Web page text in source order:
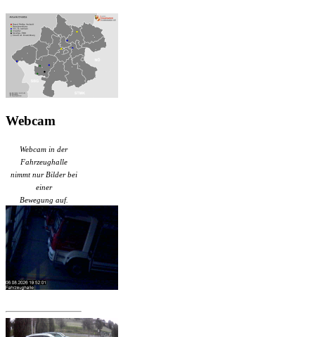
Webcam
Webcam in der
Fahrzeughalle
nimmt nur Bilder bei
einer
Bewegung auf.